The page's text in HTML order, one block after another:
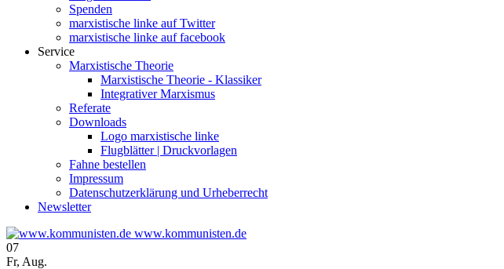
Spenden
marxistische linke auf Twitter
marxistische linke auf facebook
Service
Marxistische Theorie
Marxistische Theorie - Klassiker
Integrativer Marxismus
Referate
Downloads
Logo marxistische linke
Flugblätter | Druckvorlagen
Fahne bestellen
Impressum
Datenschutzerklärung und Urheberrecht
Newsletter
www.kommunisten.de
07
Fr, Aug.